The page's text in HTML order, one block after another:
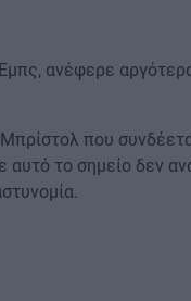
ανέφερε
που
αυτό το σημείο δεν